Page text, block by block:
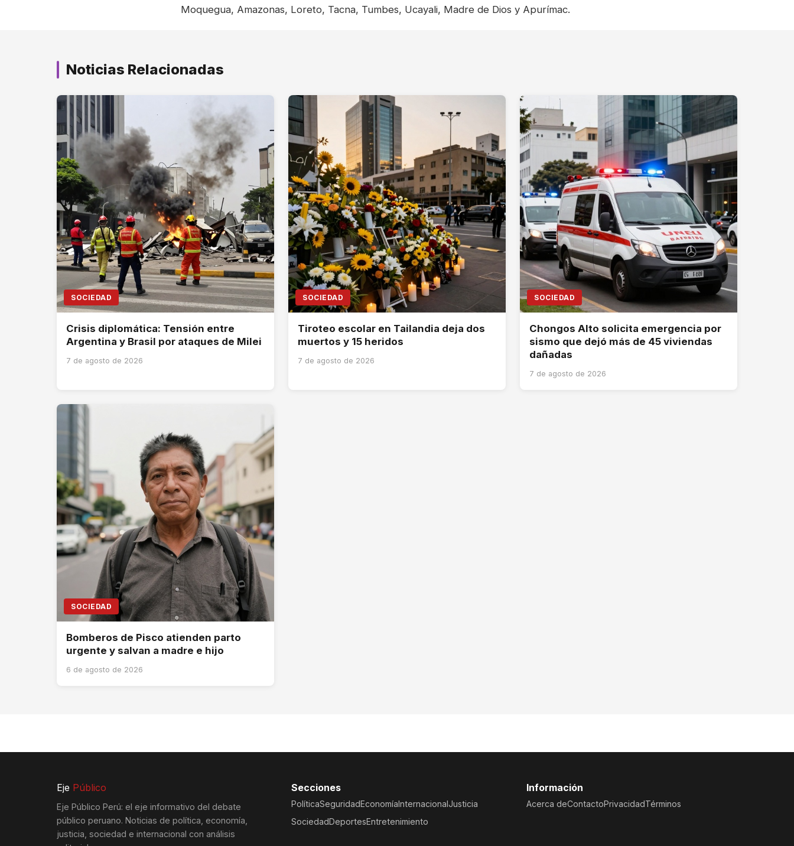
Moquegua, Amazonas, Loreto, Tacna, Tumbes, Ucayali, Madre de Dios y Apurímac.
Noticias Relacionadas
SOCIEDAD
Crisis diplomática: Tensión entre
Argentina y Brasil por ataques de Milei
7 de agosto de 2026
SOCIEDAD
Tiroteo escolar en Tailandia deja dos
muertos y 15 heridos
7 de agosto de 2026
SOCIEDAD
Chongos Alto solicita emergencia por
sismo que dejó más de 45 viviendas
dañadas
7 de agosto de 2026
SOCIEDAD
Bomberos de Pisco atienden parto
urgente y salvan a madre e hijo
6 de agosto de 2026
Eje Público
Eje Público Perú: el eje informativo del debate
público peruano. Noticias de política, economía,
justicia, sociedad e internacional con análisis
Secciones
PolíticaSeguridadEconomíaInternacionalJusticia
SociedadDeportesEntretenimiento
Información
Acerca deContactoPrivacidadTérminos